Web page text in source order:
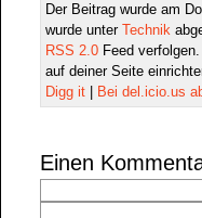
Der Beitrag wurde am
wurde unter Technik
RSS 2.0 Feed
auf deiner Seite
Digg it
Bei del.icio.us
Einen